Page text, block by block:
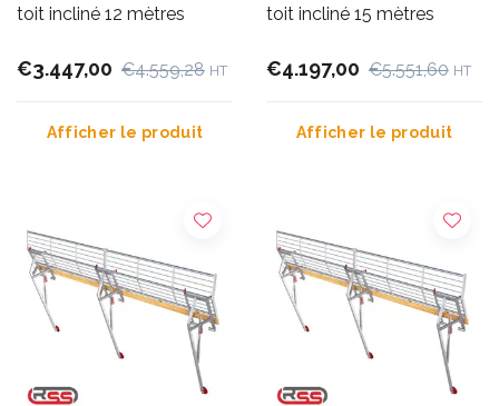
toit incliné 12 mètres
€3.447,00 €4.559,28 HT
Afficher le produit
toit incliné 15 mètres
€4.197,00 €5.551,60 HT
Afficher le produit